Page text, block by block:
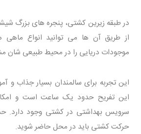
در طبقه زیرین کشتی، پنجره های بزرگ
از طریق آن ها می توانید انواع ماهی
موجودات دریایی را در محیط طبیعی شان
این تجربه برای سالمندان بسیار جذاب و
این تفریح حدود یک ساعت است و
حرکت کشتی باید در محل حاضر شوید.